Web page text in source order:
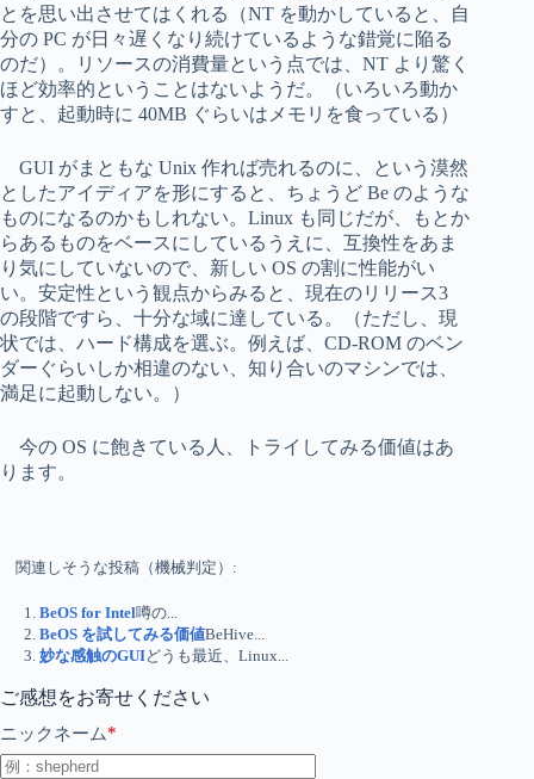
とを思い出させてはくれる（NT を動かしていると、自
分の PC が日々遅くなり続けているような錯覚に陥る
のだ）。リソースの消費量という点では、NT より驚く
ほど効率的ということはないようだ。（いろいろ動か
すと、起動時に 40MB ぐらいはメモリを食っている）
GUI がまともな Unix 作れば売れるのに、という漠然
としたアイディアを形にすると、ちょうど Be のような
ものになるのかもしれない。Linux も同じだが、もとか
らあるものをベースにしているうえに、互換性をあま
り気にしていないので、新しい OS の割に性能がい
い。安定性という観点からみると、現在のリリース3
の段階ですら、十分な域に達している。（ただし、現
状では、ハード構成を選ぶ。例えば、CD-ROM のベン
ダーぐらいしか相違のない、知り合いのマシンでは、
満足に起動しない。）
今の OS に飽きている人、トライしてみる価値はあ
ります。
関連しそうな投稿（機械判定）:
BeOS for Intel噂の...
BeOS を試してみる価値BeHive...
妙な感触のGUIどうも最近、Linux...
ご感想をお寄せください
ニックネーム*